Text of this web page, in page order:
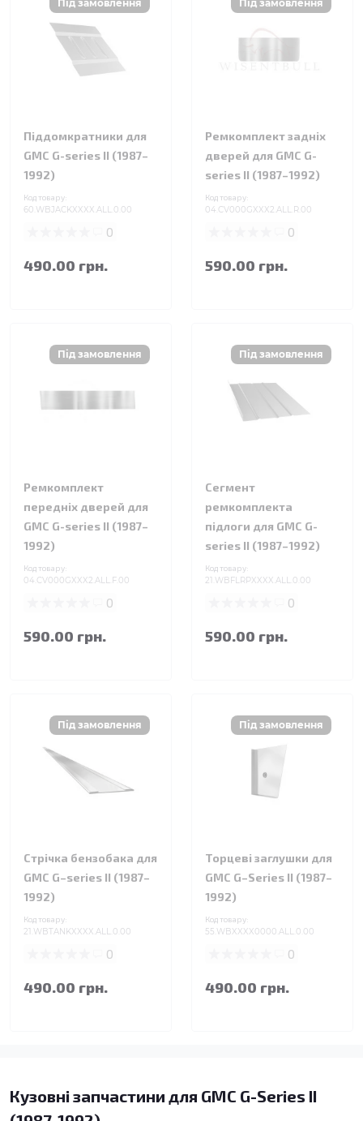
Піддомкратники для
GMC G-series II (1987–
1992)
Код товару:
60.WBJACKXXXX.ALL.0.00
0
490.00 грн.
Ремкомплект задніх
дверей для GMC G-
series II (1987–1992)
Код товару:
04.CV000GXXX2.ALL.R.00
0
590.00 грн.
Ремкомплект
передніх дверей для
GMC G-series II (1987–
1992)
Код товару:
04.CV000GXXX2.ALL.F.00
0
590.00 грн.
Сегмент
ремкомплекта
підлоги для GMC G-
series II (1987–1992)
Код товару:
21.WBFLRPXXXX.ALL.0.00
0
590.00 грн.
Стрічка бензобака для
GMC G–series II (1987–
1992)
Код товару:
21.WBTANKXXXX.ALL.0.00
0
490.00 грн.
Торцеві заглушки для
GMC G–Series II (1987–
1992)
Код товару:
55.WBXXXX0000.ALL.0.00
0
490.00 грн.
Кузовні запчастини для GMC G-Series II